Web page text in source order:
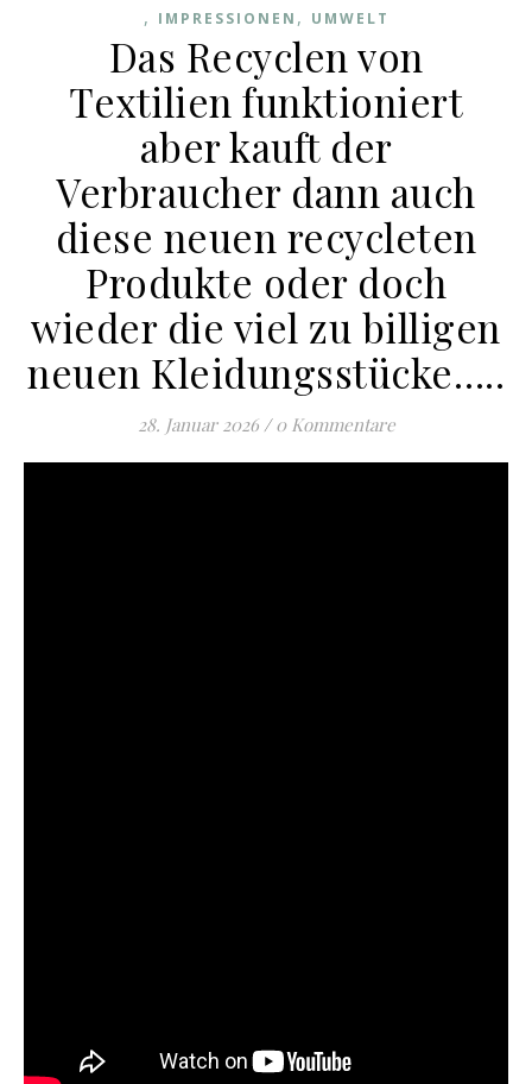
, IMPRESSIONEN , UMWELT
Das Recyclen von
Textilien funktioniert
aber kauft der
Verbraucher dann auch
diese neuen recycleten
Produkte oder doch
wieder die viel zu billigen
neuen Kleidungsstücke…..
28. Januar 2026 / 0 Kommentare